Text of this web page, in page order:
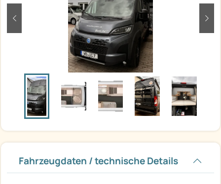
zurück
Fahrzeugdaten / technische Details